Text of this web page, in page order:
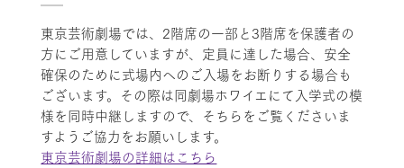
東京芸術劇場では、2階席の一部と3階席を保護者の
方にご用意していますが、定員に達した場合、安全
確保のために式場内へのご入場をお断りする場合も
ございます。その際は同劇場ホワイエにて入学式の模
様を同時中継しますので、そちらをご覧くださいま
すようご協力をお願いします。
東京芸術劇場の詳細はこちら